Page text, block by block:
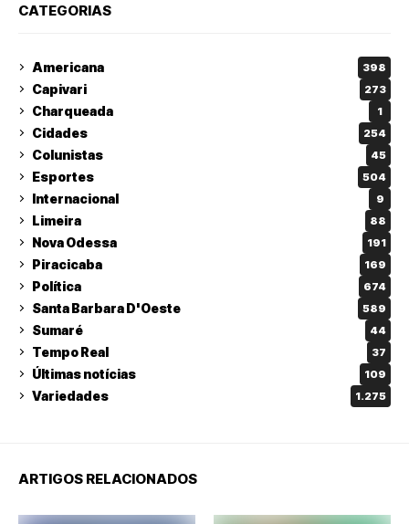
CATEGORIAS
Americana 398
Capivari 273
Charqueada 1
Cidades 254
Colunistas 45
Esportes 504
Internacional 9
Limeira 88
Nova Odessa 191
Piracicaba 169
Política 674
Santa Barbara D'Oeste 589
Sumaré 44
Tempo Real 37
Últimas notícias 109
Variedades 1.275
ARTIGOS RELACIONADOS